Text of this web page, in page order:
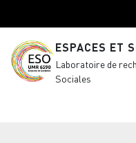
ESPACES ET
Laboratoire de
Sociales